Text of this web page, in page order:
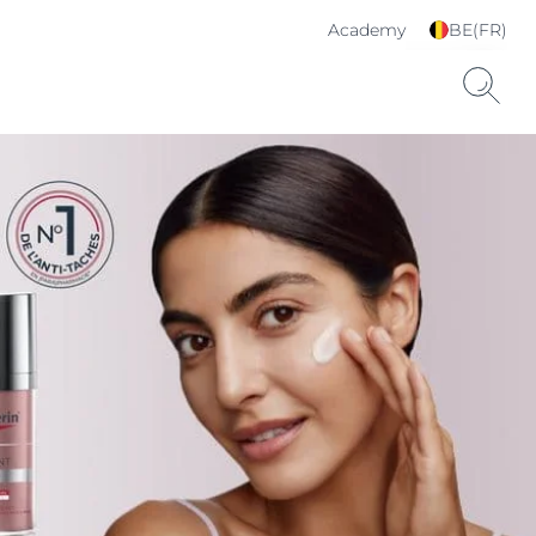
BE(FR)
Choisissez votre langue
& pays
Academy